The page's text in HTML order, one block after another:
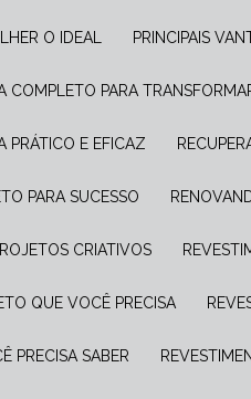
O IDEAL PRINCIPAIS
COMPLETO PARA
PRÁTICO E EFICAZ
PARA SUCESSO
CRIATIVOS
QUE VOCÊ PRECISA
PRECISA SABER